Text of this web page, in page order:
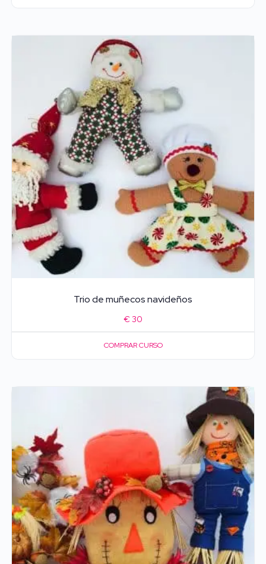
Trio de muñecos navideños
€ 30
COMPRAR CURSO